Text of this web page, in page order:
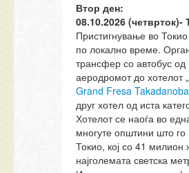
Втор ден:
08.10.2026(четврток)-
Пристигнување во
по локално време.
трансфер со автобус од
аеродромот до хотелот „
Grand Fresa
друг хотел од иста
Хотелот се наоѓа во
многуте општини што го
Токио, кој со 41 милион
најголемата светска